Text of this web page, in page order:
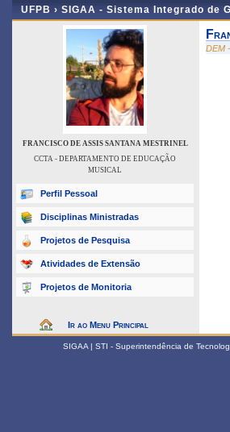
UFPB › SIGAA - Sistema Integrado de
FRANCISCO DE ASSIS SANTANA MESTRINEL
CCTA - DEPARTAMENTO DE EDUCAÇÃO
MUSICAL
Perfil Pessoal
Disciplinas Ministradas
Projetos de Pesquisa
Atividades de Extensão
Projetos de Monitoria
Ir ao Menu Principal
DEM
SIGAA | STI - Superintendência de